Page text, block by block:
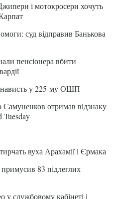
і мотокросери хочуть
суд відправив Банькова
пенсіонера вбити
у 225-му ОШП
Самуненков отримав відзнаку
Tuesday
вуха Арахамії і Єрмака
83 підлеглих
у службовому кабінеті і